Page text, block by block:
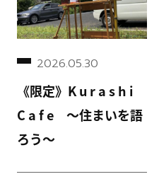
《限定》K u r a s h i
C a f e ～住まいを語
ろう～
2026.05.30